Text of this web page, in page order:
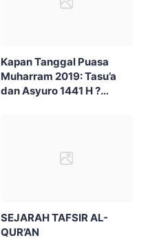
Kapan Tanggal Puasa
Muharram 2019: Tasu’a
dan Asyuro 1441 H ?
SEJARAH TAFSIR AL-
QUR’AN